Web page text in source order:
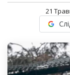
21